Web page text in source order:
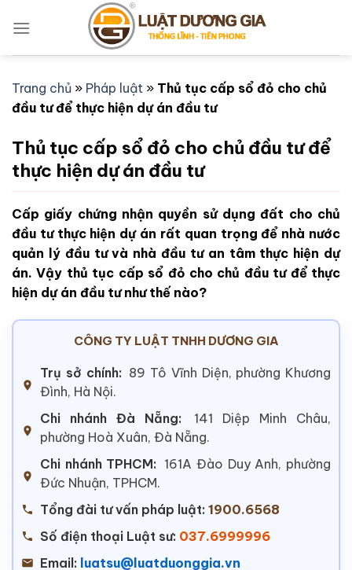
qua
Trang chủ » Pháp luật » Thủ tục cấp sổ đỏ cho chủ
đầu tư để thực hiện dự án đầu tư
Thủ tục cấp sổ đỏ cho chủ đầu tư để
thực hiện dự án đầu tư
Cấp giấy chứng nhận quyền sử dụng đất cho chủ
đầu tư thực hiện dự án rất quan trọng để nhà nước
quản lý đầu tư và nhà đầu tư an tâm thực hiện dự
án. Vậy thủ tục cấp sổ đỏ cho chủ đầu tư để thực
hiện dự án đầu tư như thế nào?
CÔNG TY LUẬT TNHH DƯƠNG GIA
Trụ sở chính: 89 Tô Vĩnh Diện, phường Khương
Đình, Hà Nội.
Chi nhánh Đà Nẵng:
141 Diệp Minh Châu,
phường Hoà Xuân, Đà Nẵng.
Chi nhánh TPHCM: 161A Đào Duy Anh, phường
Đức Nhuận, TPHCM.
Tổng đài tư vấn pháp luật: 1900.6568
Số điện thoại Luật sư: 037.6999996
Email: luatsu@luatduonggia.vn